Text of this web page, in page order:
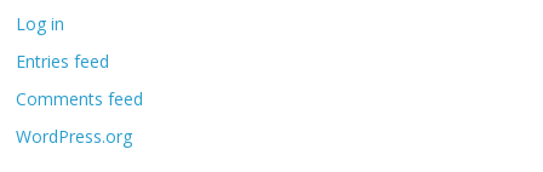
Log in
Entries feed
Comments feed
WordPress.org